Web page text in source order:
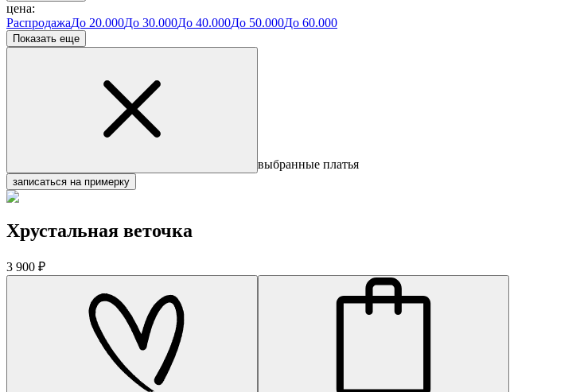
цена:
РаспродажаДо 20.000До 30.000До 40.000До 50.000До 60.000
Показать еще
выбранные платья
записаться на примерку
Хрустальная веточка
3 900 ₽